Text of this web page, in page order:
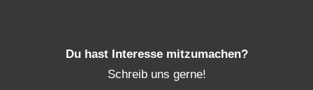
Du hast Interesse mitzumachen?
Schreib uns gerne!